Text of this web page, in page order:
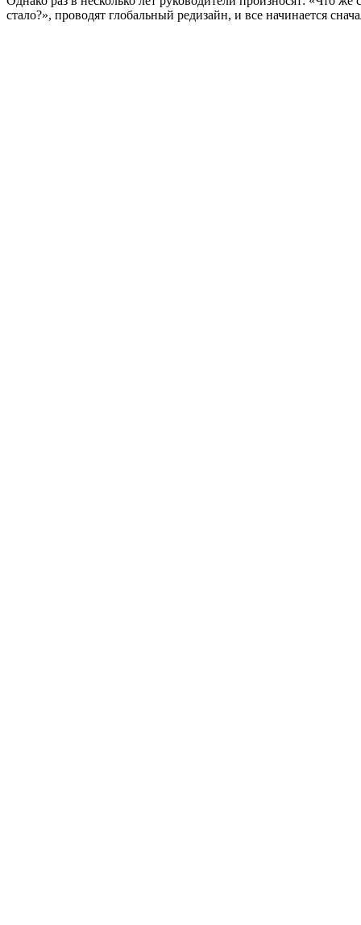
стало?», проводят глобальный редизайн, и все начинается